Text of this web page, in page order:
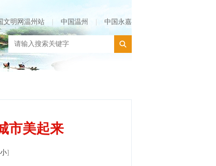
文明网温州站 中国温州 中国永嘉
市美起来
小]